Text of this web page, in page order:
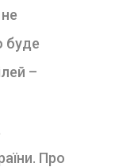
буде
–
Про